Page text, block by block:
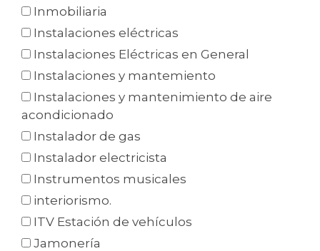
Inmobiliaria
Instalaciones eléctricas
Instalaciones Eléctricas en General
Instalaciones y mantemiento
Instalaciones y mantenimiento de aire
acondicionado
Instalador de gas
Instalador electricista
Instrumentos musicales
interiorismo.
ITV Estación de vehículos
Jamonería